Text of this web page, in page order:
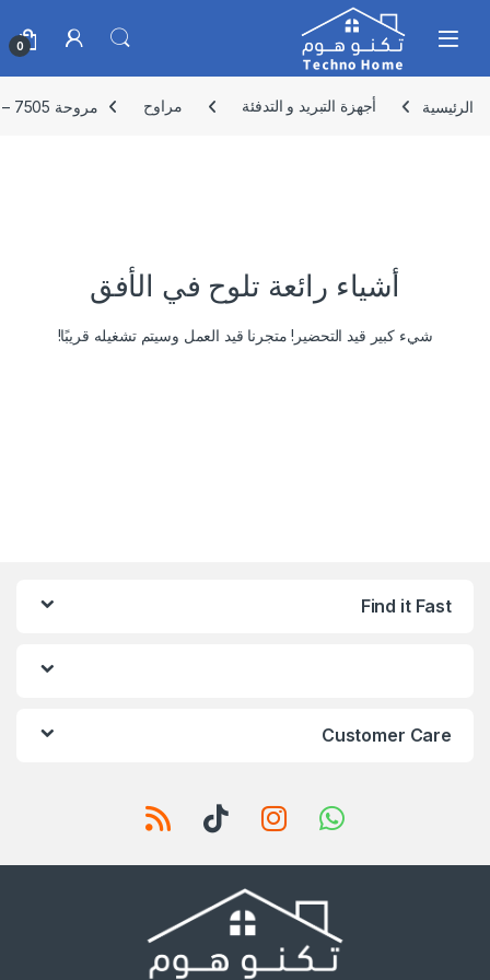
Skip to navigation
Skip to content
0
الرئيسية أجهزة التبريد و التدفئة مراوح مروحة IMPEX – 7505
أشياء رائعة تلوح في الأفق
شيء كبير قيد التحضير! متجرنا قيد العمل وسيتم تشغيله قريبًا!
Find it Fast
Customer Care